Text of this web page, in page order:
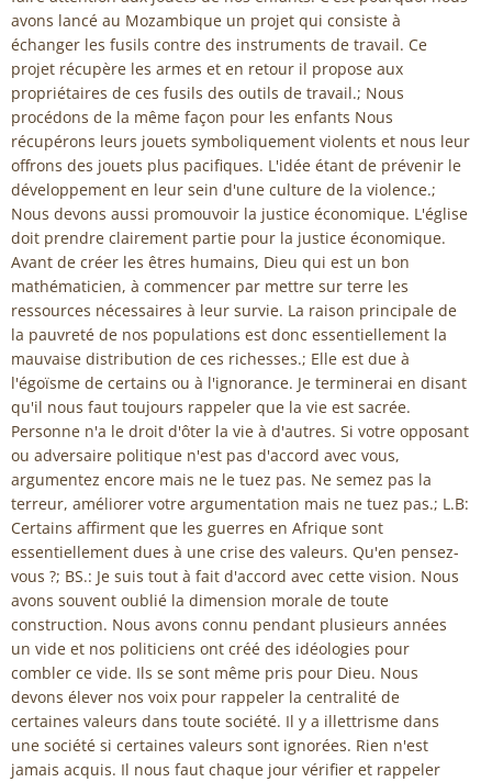
avons lancé au Mozambique un projet qui consiste à
échanger les fusils contre des instruments de travail. Ce
projet récupère les armes et en retour il propose aux
propriétaires de ces fusils des outils de travail.; Nous
procédons de la même façon pour les enfants Nous
récupérons leurs jouets symboliquement violents et nous leur
offrons des jouets plus pacifiques. L'idée étant de prévenir le
développement en leur sein d'une culture de la violence.;
Nous devons aussi promouvoir la justice économique. L'église
doit prendre clairement partie pour la justice économique.
Avant de créer les êtres humains, Dieu qui est un bon
mathématicien, à commencer par mettre sur terre les
ressources nécessaires à leur survie. La raison principale de
la pauvreté de nos populations est donc essentiellement la
mauvaise distribution de ces richesses.; Elle est due à
l'égoïsme de certains ou à l'ignorance. Je terminerai en disant
qu'il nous faut toujours rappeler que la vie est sacrée.
Personne n'a le droit d'ôter la vie à d'autres. Si votre opposant
ou adversaire politique n'est pas d'accord avec vous,
argumentez encore mais ne le tuez pas. Ne semez pas la
terreur, améliorer votre argumentation mais ne tuez pas.; L.B:
Certains affirment que les guerres en Afrique sont
essentiellement dues à une crise des valeurs. Qu'en pensez-
vous ?; BS.: Je suis tout à fait d'accord avec cette vision. Nous
avons souvent oublié la dimension morale de toute
construction. Nous avons connu pendant plusieurs années
un vide et nos politiciens ont créé des idéologies pour
combler ce vide. Ils se sont même pris pour Dieu. Nous
devons élever nos voix pour rappeler la centralité de
certaines valeurs dans toute société. Il y a illettrisme dans
une société si certaines valeurs sont ignorées. Rien n'est
jamais acquis. Il nous faut chaque jour vérifier et rappeler